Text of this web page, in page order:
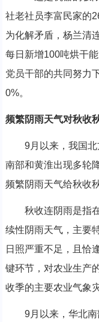
社老社员李富民家的
为化解矛盾，杨兰清
每日新增100吨烘干
党员干部的共同努力
0%。
频繁阴雨天气对秋收
9月以来，我国北
南部和黄淮出现多轮
频繁阴雨天气给秋收
秋收连阴雨是指在
续性阴雨天气，主要
日照严重不足，且
键环节，对农业生产
收季的主要农业气象
9月以来，华北南